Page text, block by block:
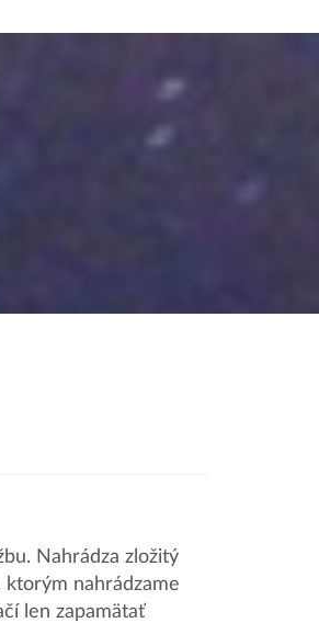
Nahrádza zložitý
ktorým nahrádzame
len zapamätať